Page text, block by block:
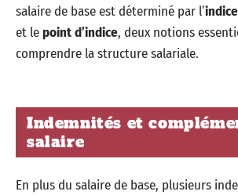
salaire de base est déterminé par l’
et lepoint d’indice, deux notions
comprendre la structure salariale.
Indemnités et
salaire
En plus du salaire de base, plusieurs